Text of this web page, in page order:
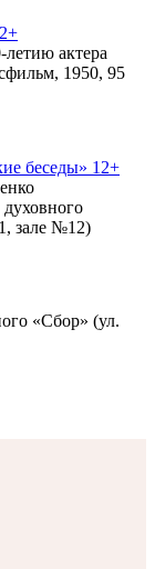
актера
1950, 95
беседы» 12+
зале №12)
«Сбор» (ул.